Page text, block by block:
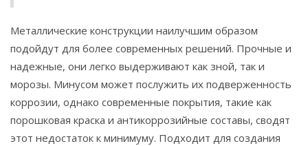
Металлические конструкции наилучшим образом
подойдут для более современных решений. Прочные и
надежные, они легко выдерживают как зной, так и
морозы. Минусом может послужить их подверженность
коррозии, однако современные покрытия, такие как
порошковая краска и антикоррозийные составы, сводят
этот недостаток к минимуму. Подходит для создания